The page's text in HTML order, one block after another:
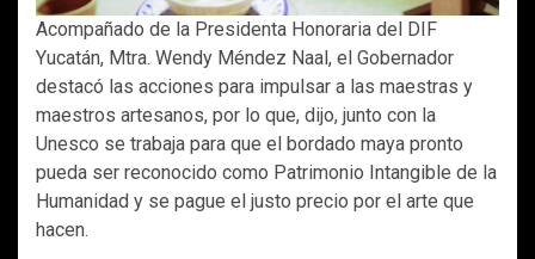
Acompañado de la Presidenta Honoraria del DIF
Yucatán, Mtra. Wendy Méndez Naal, el Gobernador
destacó las acciones para impulsar a las maestras y
maestros artesanos, por lo que, dijo, junto con la
Unesco se trabaja para que el bordado maya pronto
pueda ser reconocido como Patrimonio Intangible de la
Humanidad y se pague el justo precio por el arte que
hacen.